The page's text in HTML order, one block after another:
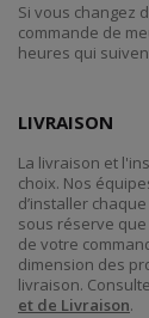
Si vous changez
commande de
heures qui
LIVRAISON
La livraison et
choix. Nos
d’installer
sous réserve
de votre
dimension des
livraison.
et de Livraison.